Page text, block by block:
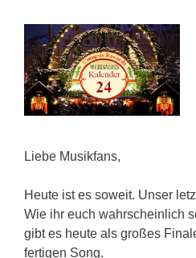
Liebe Musikfans,
Heute ist es soweit. Unser
Wie ihr euch wahrscheinlich
gibt es heute als großes
fertigen Song.